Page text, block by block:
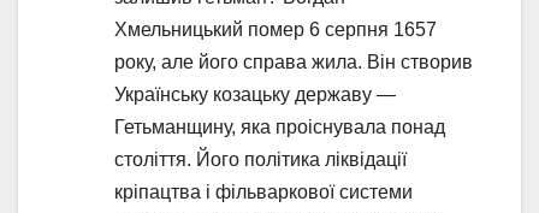
Хмельницький помер 6 серпня 1657
року, але його справа жила. Він створив
Українську козацьку державу —
Гетьманщину, яка проіснувала понад
століття. Його політика ліквідації
кріпацтва і фільваркової системи